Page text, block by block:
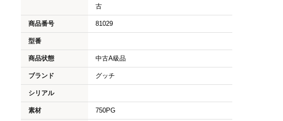
古
商品番号 81029
型番
商品状態 中古A級品
ブランド グッチ
シリアル
素材 750PG